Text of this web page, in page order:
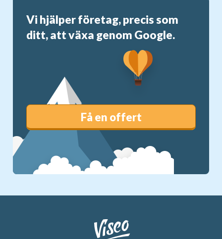
Vi hjälper företag, precis som
ditt, att växa genom Google.
Få en offert